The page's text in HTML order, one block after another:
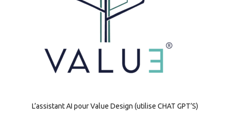
L’assistant AI pour Value Design (utilise CHAT GPT’S)